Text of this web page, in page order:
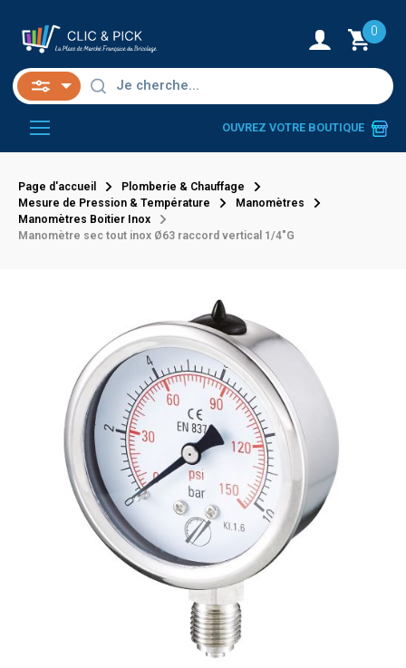
0
OUVREZ VOTRE BOUTIQUE
Page d'accueil
Plomberie & Chauffage
Mesure de Pression & Température
Manomètres
Manomètres Boitier Inox
Manomètre sec tout inox Ø63 raccord vertical 1/4"G